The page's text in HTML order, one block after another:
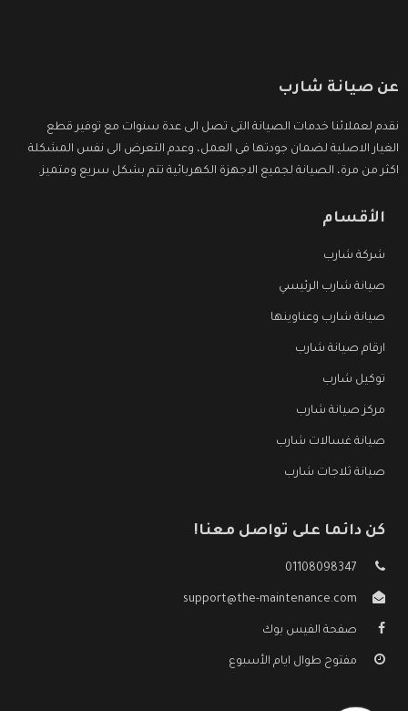
عن صيانة شارب
نقدم لعملائنا خدمات الصيانة التى تصل الى عدة سنوات مع توفير قطع
الغيار الاصلية لضمان جودتها فى العمل، وعدم التعرض الى نفس المشكلة
اكثر من مرة، الصيانة لجميع الاجهزة الكهربائية تتم بشكل سريع ومتميز.
الأقسام
شركة شارب
صيانة شارب الرئيسي
صيانة شارب وعناوينها
ارقام صيانة شارب
توكيل شارب
مركز صيانة شارب
صيانة غسالات شارب
صيانة ثلاجات شارب
كن دائما على تواصل معنا!
01108098347
support@the-maintenance.com
صفحة الفيس بوك
مفتوح طوال ايام الأسبوع